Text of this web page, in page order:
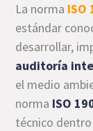
La norma ISO
estándar
desarrollar,
auditoría
el medio
norma ISO
técnico